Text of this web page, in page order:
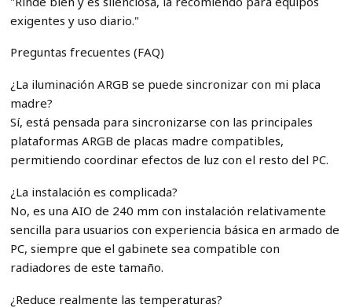
exigentes y uso diario."
Preguntas frecuentes (FAQ)
¿La iluminación ARGB se puede sincronizar con mi placa
madre?
Sí, está pensada para sincronizarse con las principales
plataformas ARGB de placas madre compatibles,
permitiendo coordinar efectos de luz con el resto del PC.
¿La instalación es complicada?
No, es una AIO de 240 mm con instalación relativamente
sencilla para usuarios con experiencia básica en armado de
PC, siempre que el gabinete sea compatible con
radiadores de este tamaño.
¿Reduce realmente las temperaturas?